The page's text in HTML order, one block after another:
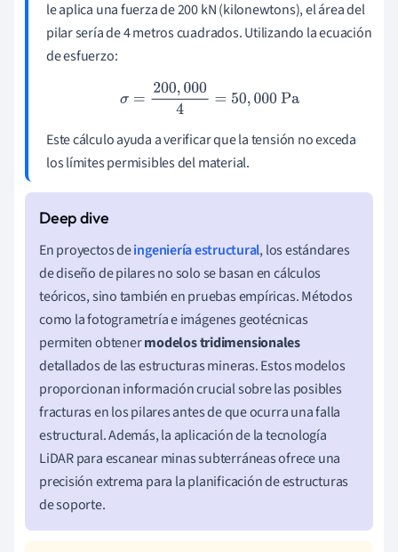
le aplica una fuerza de 200 kN (kilonewtons), el área del
pilar sería de 4 metros cuadrados. Utilizando la ecuación
de esfuerzo:
σ=200,0004 =50,000Pa
Este cálculo ayuda a verificar que la tensión no exceda
los límites permisibles del material.
En proyectos deingeniería estructural, los estándares
de diseño de pilares no solo se basan en cálculos
teóricos, sino también en pruebas empíricas. Métodos
como la fotogrametría e imágenes geotécnicas
permiten obtenermodelos tridimensionales
detallados de las estructuras mineras. Estos modelos
proporcionan información crucial sobre las posibles
fracturas en los pilares antes de que ocurra una falla
estructural. Además, la aplicación de la tecnología
LiDAR para escanear minas subterráneas ofrece una
precisión extrema para la planificación de estructuras
de soporte.